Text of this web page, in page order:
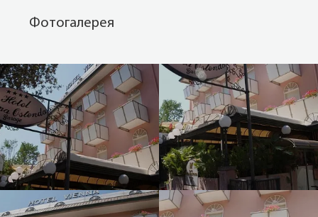
Фотогалерея